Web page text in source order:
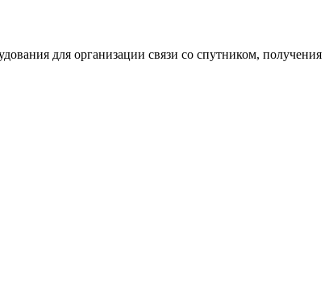
для организации связи со спутником, получения